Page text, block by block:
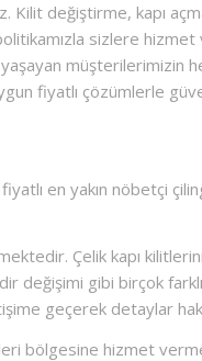
değiştirme, kapı
sizlere
müşterilerimizin
fiyatlı çözümlerle
en yakın nöbetçi
Çelik kapı
değişimi gibi birçok
geçerek detaylar
bölgesine hizmet